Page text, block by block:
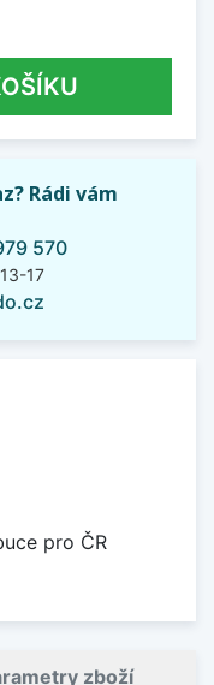
Rádi vám
570
17
pro ČR
zboží